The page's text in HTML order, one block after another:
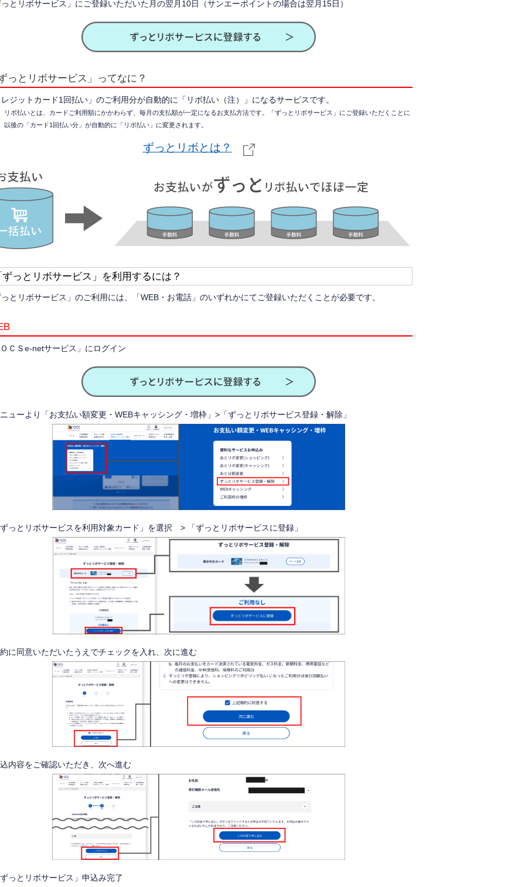
っとリボサービス」にご登録いただいた月の翌月10日（サンエーポイントの場合は翌月15日）
ずっとリボサービス」ってなに？
レジットカード1回払い」のご利用分が自動的に「リボ払い（注）」になるサービスです。
リボ払いとは、カードご利用額にかかわらず、毎月の支払額が一定になるお支払方法です。
「ずっとリボサービス」にご登録いただくことに
以後の「カード1回払い分」が自動的に「リボ払い」に変更されます。
ずっとリボとは？
ずっとリボサービス」を利用するには？
っとリボサービス」のご利用には、「WEB・お電話」のいずれかにてご登録いただくことが必要です。
ＣＳe-netサービス」にログイン
ューより「お支払い額変更・WEBキャッシング・増枠」>「ずっとリボサービス登録・解除」
っとリボサービスを利用対象カード」を選択 > 「ずっとリボサービスに登録」
に同意いただいたうえでチェックを入れ、次に進む
内容をご確認いただき、次へ進む
っとリボサービス」申込み完了